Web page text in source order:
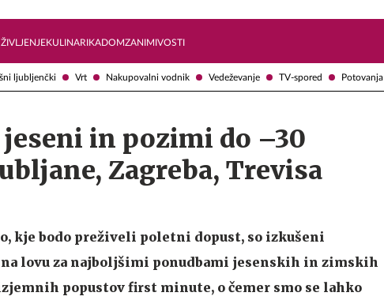
ljubljenčki Vrt Nakupovalni vodnik Vedeževanje TV-spored Potovanja
KULINARIKADOMZANIMIVOSTI
in pozimi do –30
Zagreba, Trevisa
kje bodo preživeli poletni dopust, so izkušeni
lovu za najboljšimi ponudbami jesenskih in zimskih
popustov first minute, o čemer smo se lahko